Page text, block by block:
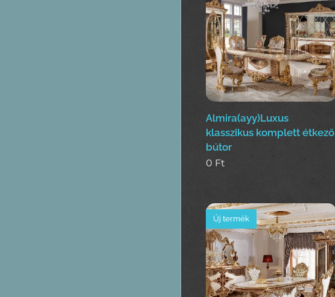
Almira(ayy)Luxus
klasszikus komplett étkező
bútor
0 Ft
Új termék